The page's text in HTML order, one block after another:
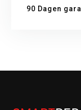
90 Dagen